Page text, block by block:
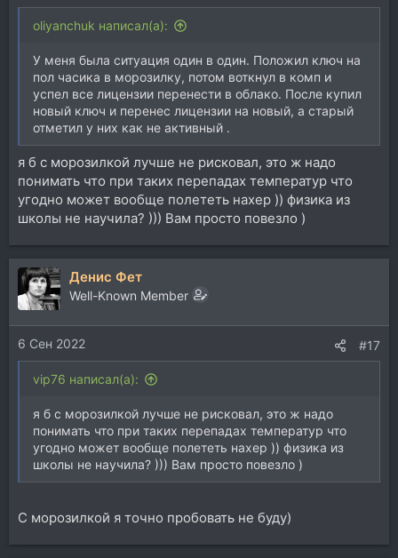
oliyanchuk написал(а):
У меня была ситуация один в один. Положил ключ на
пол часика в морозилку, потом воткнул в комп и
успел все лицензии перенести в облако. После купил
новый ключ и перенес лицензии на новый, а старый
отметил у них как не активный .
я б с морозилкой лучше не рисковал, это ж надо
понимать что при таких перепадах температур что
угодно может вообще полететь нахер )) физика из
школы не научила? ))) Вам просто повезло )
Денис Фет
Well-Known Member
6 Сен 2022 #17
vip76 написал(а):
я б с морозилкой лучше не рисковал, это ж надо
понимать что при таких перепадах температур что
угодно может вообще полететь нахер )) физика из
школы не научила? ))) Вам просто повезло )
С морозилкой я точно пробовать не буду)